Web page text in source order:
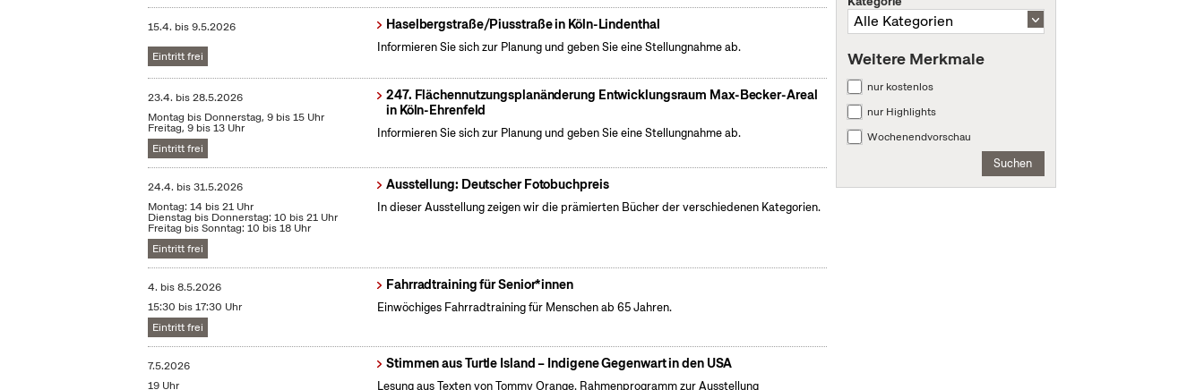
15.4. bis9.5.2026
Eintritt frei
Haselbergstraße/Piusstraße in Köln-Lindenthal
Informieren Sie sich zur Planung und geben Sie eine Stellungnahme ab.
23.4. bis28.5.2026
Montag bis Donnerstag, 9 bis 15 Uhr
Freitag, 9 bis 13 Uhr
Eintritt frei
247. Flächennutzungsplanänderung Entwicklungsraum Max-Becker-Areal
in Köln-Ehrenfeld
Informieren Sie sich zur Planung und geben Sie eine Stellungnahme ab.
24.4. bis31.5.2026
Montag: 14 bis 21 Uhr
Dienstag bis Donnerstag: 10 bis 21 Uhr
Freitag bis Sonntag: 10 bis 18 Uhr
Eintritt frei
Ausstellung: Deutscher Fotobuchpreis
In dieser Ausstellung zeigen wir die prämierten Bücher der verschiedenen Kategorien.
4. bis8.5.2026
15:30 bis 17:30 Uhr
Eintritt frei
Fahrradtraining für Senior*innen
Einwöchiges Fahrradtraining für Menschen ab 65 Jahren.
7.5.2026
19 Uhr
Stimmen aus Turtle Island – Indigene Gegenwart in den USA
Lesung aus Texten von Tommy Orange. Rahmenprogramm zur Ausstellung
Weitere Merkmale
nur kostenlos
nur Highlights
Wochenendvorschau
Suchen